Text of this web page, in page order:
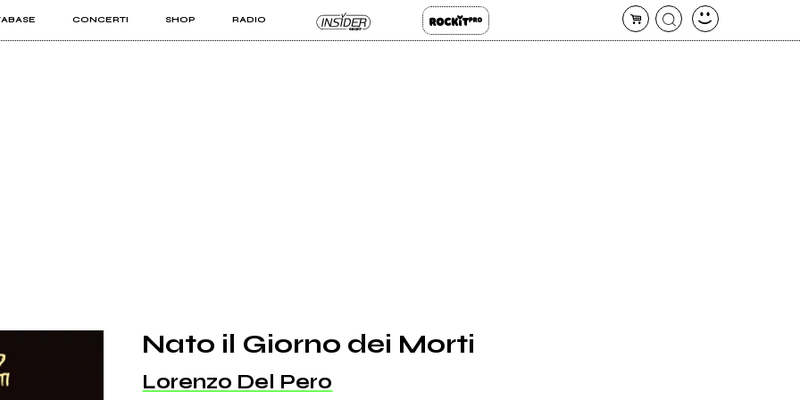
CONCERTI SHOP RADIO
PRO
Nato il Giorno dei Morti
Lorenzo Del Pero